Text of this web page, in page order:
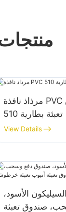
مرذاذ نافذة PVC شفاف وصندوق
تعبئة بطارية 510
View Details
الأسود،
صندوق تعبئة